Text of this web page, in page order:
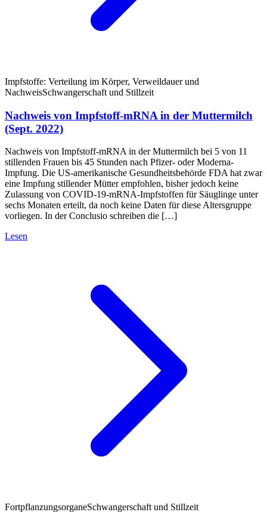
Impfstoffe: Verteilung im Körper, Verweildauer und
NachweisSchwangerschaft und Stillzeit
Nachweis von Impfstoff-mRNA in der Muttermilch
(Sept. 2022)
Nachweis von Impfstoff-mRNA in der Muttermilch bei 5 von 11
stillenden Frauen bis 45 Stunden nach Pfizer- oder Moderna-
Impfung. Die US-amerikanische Gesundheitsbehörde FDA hat zwar
eine Impfung stillender Mütter empfohlen, bisher jedoch keine
Zulassung von COVID-19-mRNA-Impfstoffen für Säuglinge unter
sechs Monaten erteilt, da noch keine Daten für diese Altersgruppe
vorliegen. In der Conclusio schreiben die […]
Lesen
FortpflanzungsorganeSchwangerschaft und Stillzeit